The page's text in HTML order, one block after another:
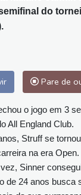
do
Pare de
o jogo em 3
All England Club.
Struff se
na era Open.
Sinner
de 24 anos busca